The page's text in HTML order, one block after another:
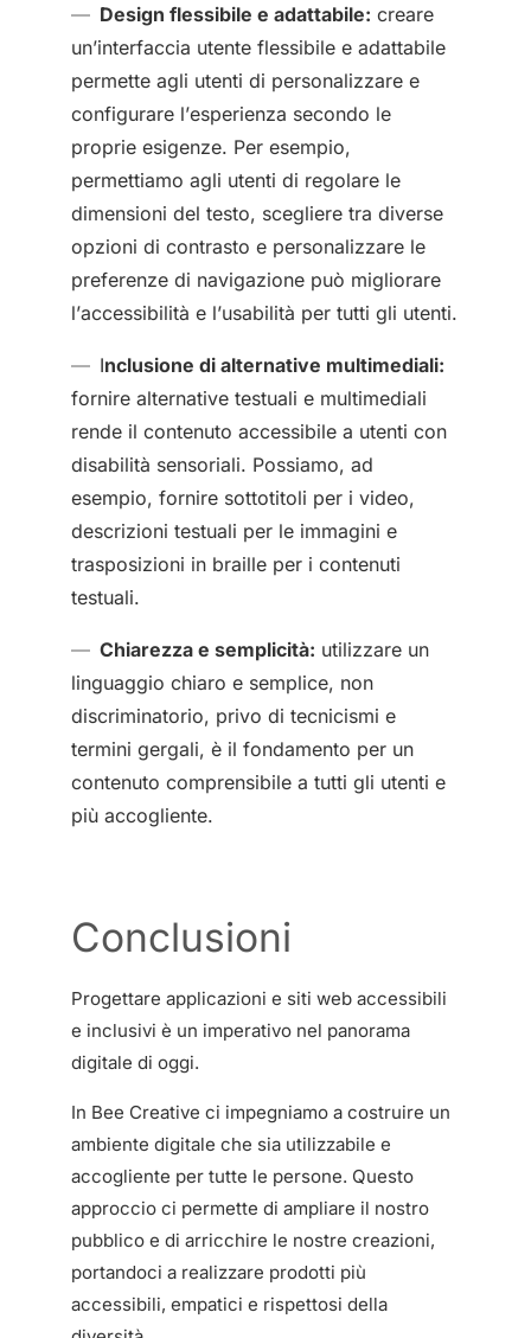
Design flessibile e adattabile: creare
un’interfaccia utente flessibile e adattabile
permette agli utenti di personalizzare e
configurare l’esperienza secondo le
proprie esigenze. Per esempio,
permettiamo agli utenti di regolare le
dimensioni del testo, scegliere tra diverse
opzioni di contrasto e personalizzare le
preferenze di navigazione può migliorare
l’accessibilità e l’usabilità per tutti gli utenti.
Inclusione di alternative multimediali:
fornire alternative testuali e multimediali
rende il contenuto accessibile a utenti con
disabilità sensoriali. Possiamo, ad
esempio, fornire sottotitoli per i video,
descrizioni testuali per le immagini e
trasposizioni in braille per i contenuti
testuali.
Chiarezza e semplicità: utilizzare un
linguaggio chiaro e semplice, non
discriminatorio, privo di tecnicismi e
termini gergali, è il fondamento per un
contenuto comprensibile a tutti gli utenti e
più accogliente.
Conclusioni
Progettare applicazioni e siti web accessibili
e inclusivi è un imperativo nel panorama
digitale di oggi.
In Bee Creative ci impegniamo a costruire un
ambiente digitale che sia utilizzabile e
accogliente per tutte le persone. Questo
approccio ci permette di ampliare il nostro
pubblico e di arricchire le nostre creazioni,
portandoci a realizzare prodotti più
accessibili, empatici e rispettosi della